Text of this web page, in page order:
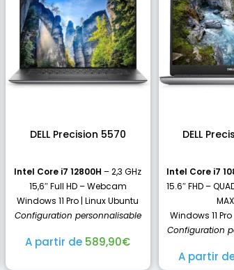
DELL Precision 5570
Intel Core i7 12800H – 2,3 GHz
15,6″ Full HD – Webcam
Windows 11 Pro | Linux Ubuntu
Configuration personnalisable
A partir de 589,90€
DELL
Intel Core i7
15.6″ FHD –
Windows 11
Configuration
A partir